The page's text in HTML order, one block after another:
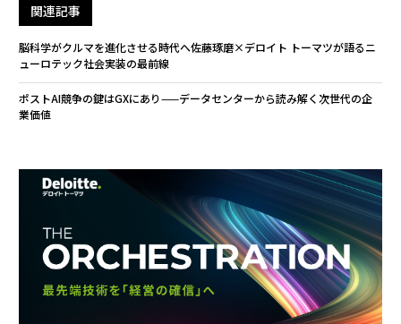
関連記事
脳科学がクルマを進化させる時代へ――佐藤琢磨×デロイト トーマツが語るニ
ューロテック社会実装の最前線
ポストAI競争の鍵はGXにあり——データセンターから読み解く次世代の企
業価値